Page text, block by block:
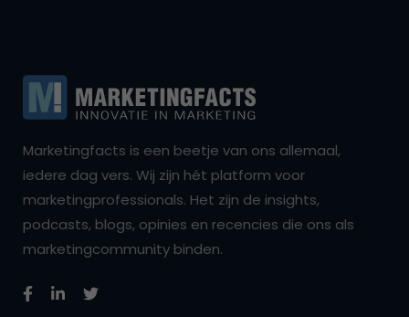
Marketingfacts is een beetje van ons allemaal,
iedere dag vers. Wij zijn hét platform voor
marketingprofessionals. Het zijn de insights,
podcasts, blogs, opinies en recencies die ons als
marketingcommunity binden.